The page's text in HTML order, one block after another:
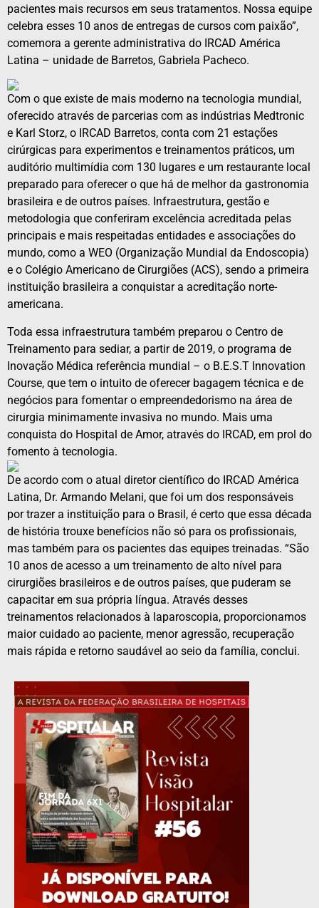
pacientes mais recursos em seus tratamentos. Nossa equipe
celebra esses 10 anos de entregas de cursos com paixão”,
comemora a gerente administrativa do IRCAD América
Latina – unidade de Barretos, Gabriela Pacheco.
Com o que existe de mais moderno na tecnologia mundial,
oferecido através de parcerias com as indústrias Medtronic
e Karl Storz, o IRCAD Barretos, conta com 21 estações
cirúrgicas para experimentos e treinamentos práticos, um
auditório multimídia com 130 lugares e um restaurante local
preparado para oferecer o que há de melhor da gastronomia
brasileira e de outros países. Infraestrutura, gestão e
metodologia que conferiram excelência acreditada pelas
principais e mais respeitadas entidades e associações do
mundo, como a WEO (Organização Mundial da Endoscopia)
e o Colégio Americano de Cirurgiões (ACS), sendo a primeira
instituição brasileira a conquistar a acreditação norte-
americana.
Toda essa infraestrutura também preparou o Centro de
Treinamento para sediar, a partir de 2019, o programa de
Inovação Médica referência mundial – o B.E.S.T Innovation
Course, que tem o intuito de oferecer bagagem técnica e de
negócios para fomentar o empreendedorismo na área de
cirurgia minimamente invasiva no mundo. Mais uma
conquista do Hospital de Amor, através do IRCAD, em prol do
fomento à tecnologia.
De acordo com o atual diretor científico do IRCAD América
Latina, Dr. Armando Melani, que foi um dos responsáveis
por trazer a instituição para o Brasil, é certo que essa década
de história trouxe benefícios não só para os profissionais,
mas também para os pacientes das equipes treinadas. “São
10 anos de acesso a um treinamento de alto nível para
cirurgiões brasileiros e de outros países, que puderam se
capacitar em sua própria língua. Através desses
treinamentos relacionados à laparoscopia, proporcionamos
maior cuidado ao paciente, menor agressão, recuperação
mais rápida e retorno saudável ao seio da família, conclui.